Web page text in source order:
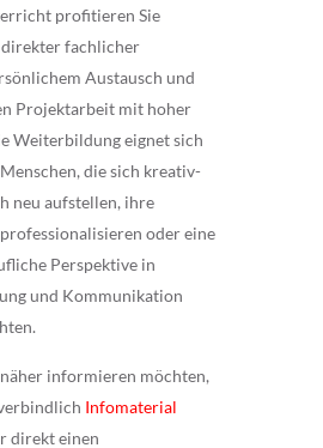
profitieren Sie
fachlicher
Austausch und
Projektarbeit mit hoher
Weiterbildung eignet sich
die sich kreativ-
neu aufstellen, ihre
oder eine
Perspektive in
und Kommunikation
informieren möchten,
Infomaterial
direkt einen